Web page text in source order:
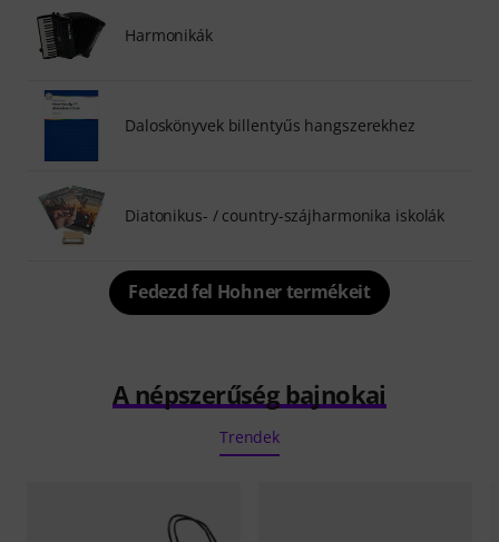
Harmonikák
Daloskönyvek billentyűs hangszerekhez
Diatonikus- / country-szájharmonika iskolák
Fedezd fel Hohner termékeit
A népszerűség bajnokai
Trendek